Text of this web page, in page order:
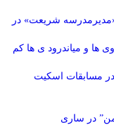
«مدیرمدرسه شریعت» در
ها و میاندرود ی ها کم
در مسابقات اسکیت
من” در ساری